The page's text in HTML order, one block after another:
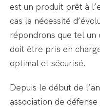
est un produit prêt à
cas la nécessité
répondrons que tel un
doit être pris en
optimal et sécurisé.
Depuis le début de
association de